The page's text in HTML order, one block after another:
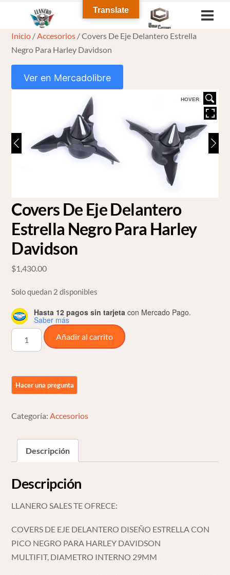
content
Inicio /Accesorios / Covers De Eje Delantero Estrella
Negro Para Harley Davidson
Ver en Mercadolibre
HOVER
Covers De Eje Delantero
Estrella Negro Para Harley
Davidson
$1,430.00
Solo quedan 2 disponibles
Hasta 12 pagos sin tarjeta con Mercado Pago.
Saber más
Covers
Estrella
Para
Davidson
cantidad
Añadir al carrito
Categoría: Accesorios
Descripción
Descripción
LLANERO SALES TE OFRECE:
COVERS DE EJE DELANTERO DISEÑO ESTRELLA CON
PICO NEGRO PARA HARLEY DAVIDSON
MULTIFIT, DIAMETRO INTERNO 29MM
Translate